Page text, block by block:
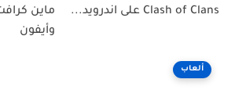
Clash of Clans‏ على اندرويد...
ماين
وأيفون
ألعاب